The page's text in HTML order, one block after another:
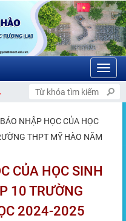
NHẬP HỌC CỦA HỌC
THPT MỸ HÀO NĂM
CỦA HỌC SINH
10 TRƯỜNG
2024-2025